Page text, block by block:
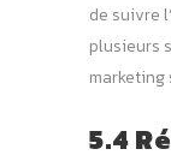
de suivre
plusieurs
marketing
5.4